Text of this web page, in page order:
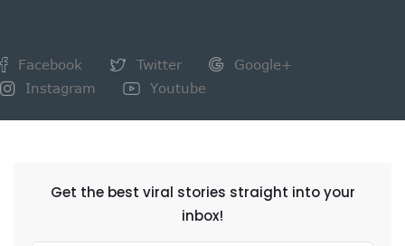
Facebook Twitter
Google+
Instagram
Youtube
Get the best viral stories straight into your
inbox!